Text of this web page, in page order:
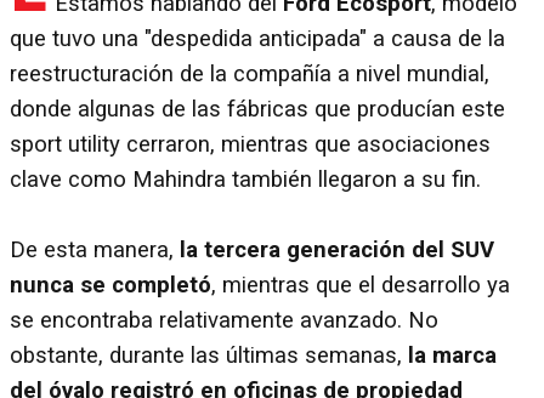
que tuvo una "despedida anticipada" a causa de la
reestructuración de la compañía a nivel mundial,
donde algunas de las fábricas que producían este
sport utility cerraron, mientras que asociaciones
clave como Mahindra también llegaron a su fin.
De esta manera, la tercera generación del SUV
nunca se completó, mientras que el desarrollo ya
se encontraba relativamente avanzado. No
obstante, durante las últimas semanas, la marca
del óvalo registró en oficinas de propiedad